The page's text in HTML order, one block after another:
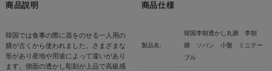
商品説明
韓国では食事の際に器をのせる一人用の
膳が古くから使われました。さまざまな
形があり産地や用途によって違いがあり
ます。側面の透かし彫刻が上品で高級感
商品仕様
製品名:
韓国李朝透かし丸膳 李朝
膳 ソバン 小盤 ミニテー
ブル